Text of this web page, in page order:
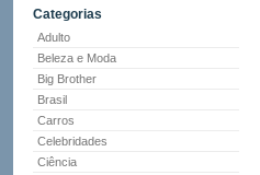
Categorias
Adulto
Beleza e Moda
Big Brother
Brasil
Carros
Celebridades
Ciência